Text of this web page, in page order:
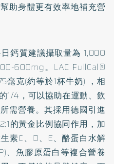
助身體更有效率地補充營
鈣質建議攝取量為 1,000
600mg。LAC FullCal®
毫克(約等於1杯牛奶) ，相
1/4，可以協助在運動、飲
需營養。其採用德國引進
的黃金比例協同作用，加
素C、D、E、酪蛋白水解
、魚膠原蛋白等複合營養